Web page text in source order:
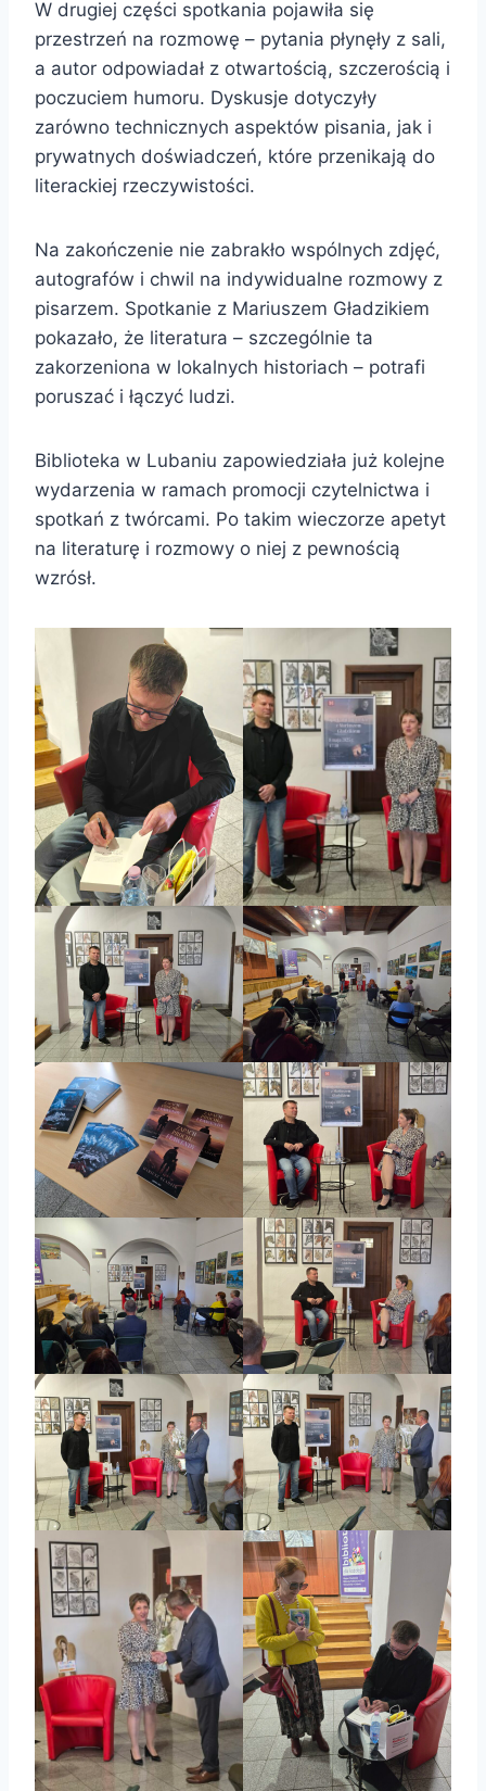
W drugiej części spotkania pojawiła się
przestrzeń na rozmowę – pytania płynęły z sali,
a autor odpowiadał z otwartością, szczerością i
poczuciem humoru. Dyskusje dotyczyły
zarówno technicznych aspektów pisania, jak i
prywatnych doświadczeń, które przenikają do
literackiej rzeczywistości.
Na zakończenie nie zabrakło wspólnych zdjęć,
autografów i chwil na indywidualne rozmowy z
pisarzem. Spotkanie z Mariuszem Gładzikiem
pokazało, że literatura – szczególnie ta
zakorzeniona w lokalnych historiach – potrafi
poruszać i łączyć ludzi.
Biblioteka w Lubaniu zapowiedziała już kolejne
wydarzenia w ramach promocji czytelnictwa i
spotkań z twórcami. Po takim wieczorze apetyt
na literaturę i rozmowy o niej z pewnością
wzrósł.